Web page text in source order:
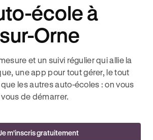
école à
Orne
et un suivi régulier qui allie la
une app pour tout gérer, le tout
les autres auto-écoles : on vous
de démarrer.
Je m'inscris gratuitement